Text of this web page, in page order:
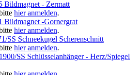
Bildmagnet - Zermatt
hier anmelden.
Bildmagnet -Gornergrat
hier anmelden.
Schneekugel Scherenschnitt
hier anmelden.
Schlüsselanhänger - Herz/Spiegel